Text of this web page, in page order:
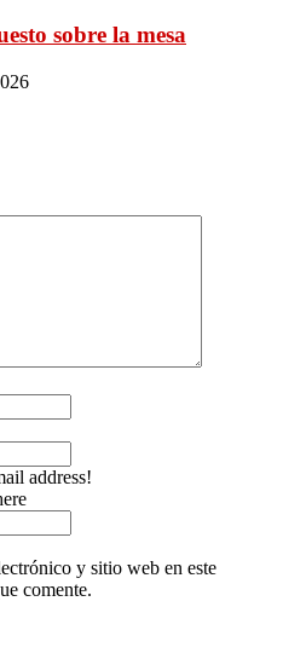
sobre la mesa
address!
y sitio web en este
comente.